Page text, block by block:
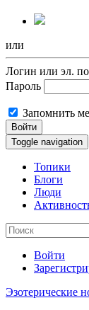
или
Логин или эл.
Пароль
Запомнить
Войти
Toggle navigation
Топики
Блоги
Люди
Войти
Эзотерические